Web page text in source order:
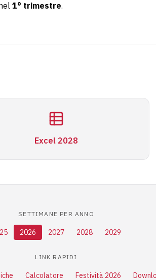
1° trimestre.
Excel 2028
SETTIMANE PER ANNO
2026 2027 2028 2029
LINK RAPIDI
Calcolatore Festività 2026